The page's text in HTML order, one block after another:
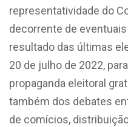
representatividade do
decorrente de
resultado das últimas
20 de julho de 2022,
propaganda eleitoral
também dos debates
de comícios,